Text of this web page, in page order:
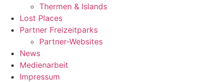
Thermen & Islands
Lost Places
Partner Freizeitparks
Partner-Websites
News
Medienarbeit
Impressum